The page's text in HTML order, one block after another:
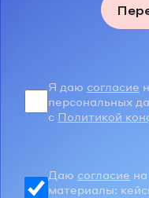
Я даю согласие
персональных
с Политикой
Даю согласие
материалы: